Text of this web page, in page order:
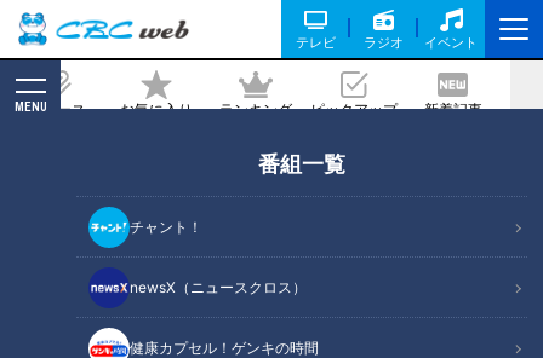
テレビ ラジオ イベント
ニュース お気に入り ランキング ピックアップ 新着記事
MENU
番組一覧
チャント！
newsX（ニュースクロス）
健康カプセル！ゲンキの時間
愛される、人気メニューを全力で紹介!
2022/03/24 15:00